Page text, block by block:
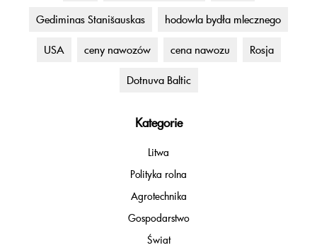
Gediminas Stanišauskas hodowla bydła mlecznego
USA ceny nawozów cena nawozu Rosja
Dotnuva Baltic
Kategorie
Litwa
Polityka rolna
Agrotechnika
Gospodarstwo
Świat